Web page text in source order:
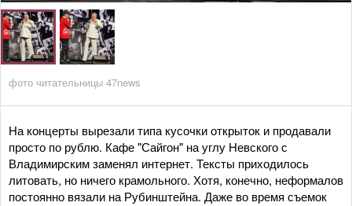
фото читательницы 47news
На концерты вырезали типа кусочки открыток и продавали
просто по рублю. Кафе "Сайгон" на углу Невского с
Владимирским заменял интернет. Тексты приходилось
литовать, но ничего крамольного. Хотя, конечно, неформалов
постоянно вязали на Рубинштейна. Даже во время съемок